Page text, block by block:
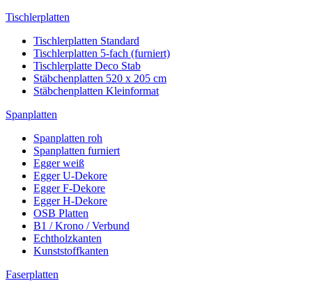
Tischlerplatten
Tischlerplatten Standard
Tischlerplatten 5-fach (furniert)
Tischlerplatte Deco Stab
Stäbchenplatten 520 x 205 cm
Stäbchenplatten Kleinformat
Spanplatten
Spanplatten roh
Spanplatten furniert
Egger weiß
Egger U-Dekore
Egger F-Dekore
Egger H-Dekore
OSB Platten
B1 / Krono / Verbund
Echtholzkanten
Kunststoffkanten
Faserplatten